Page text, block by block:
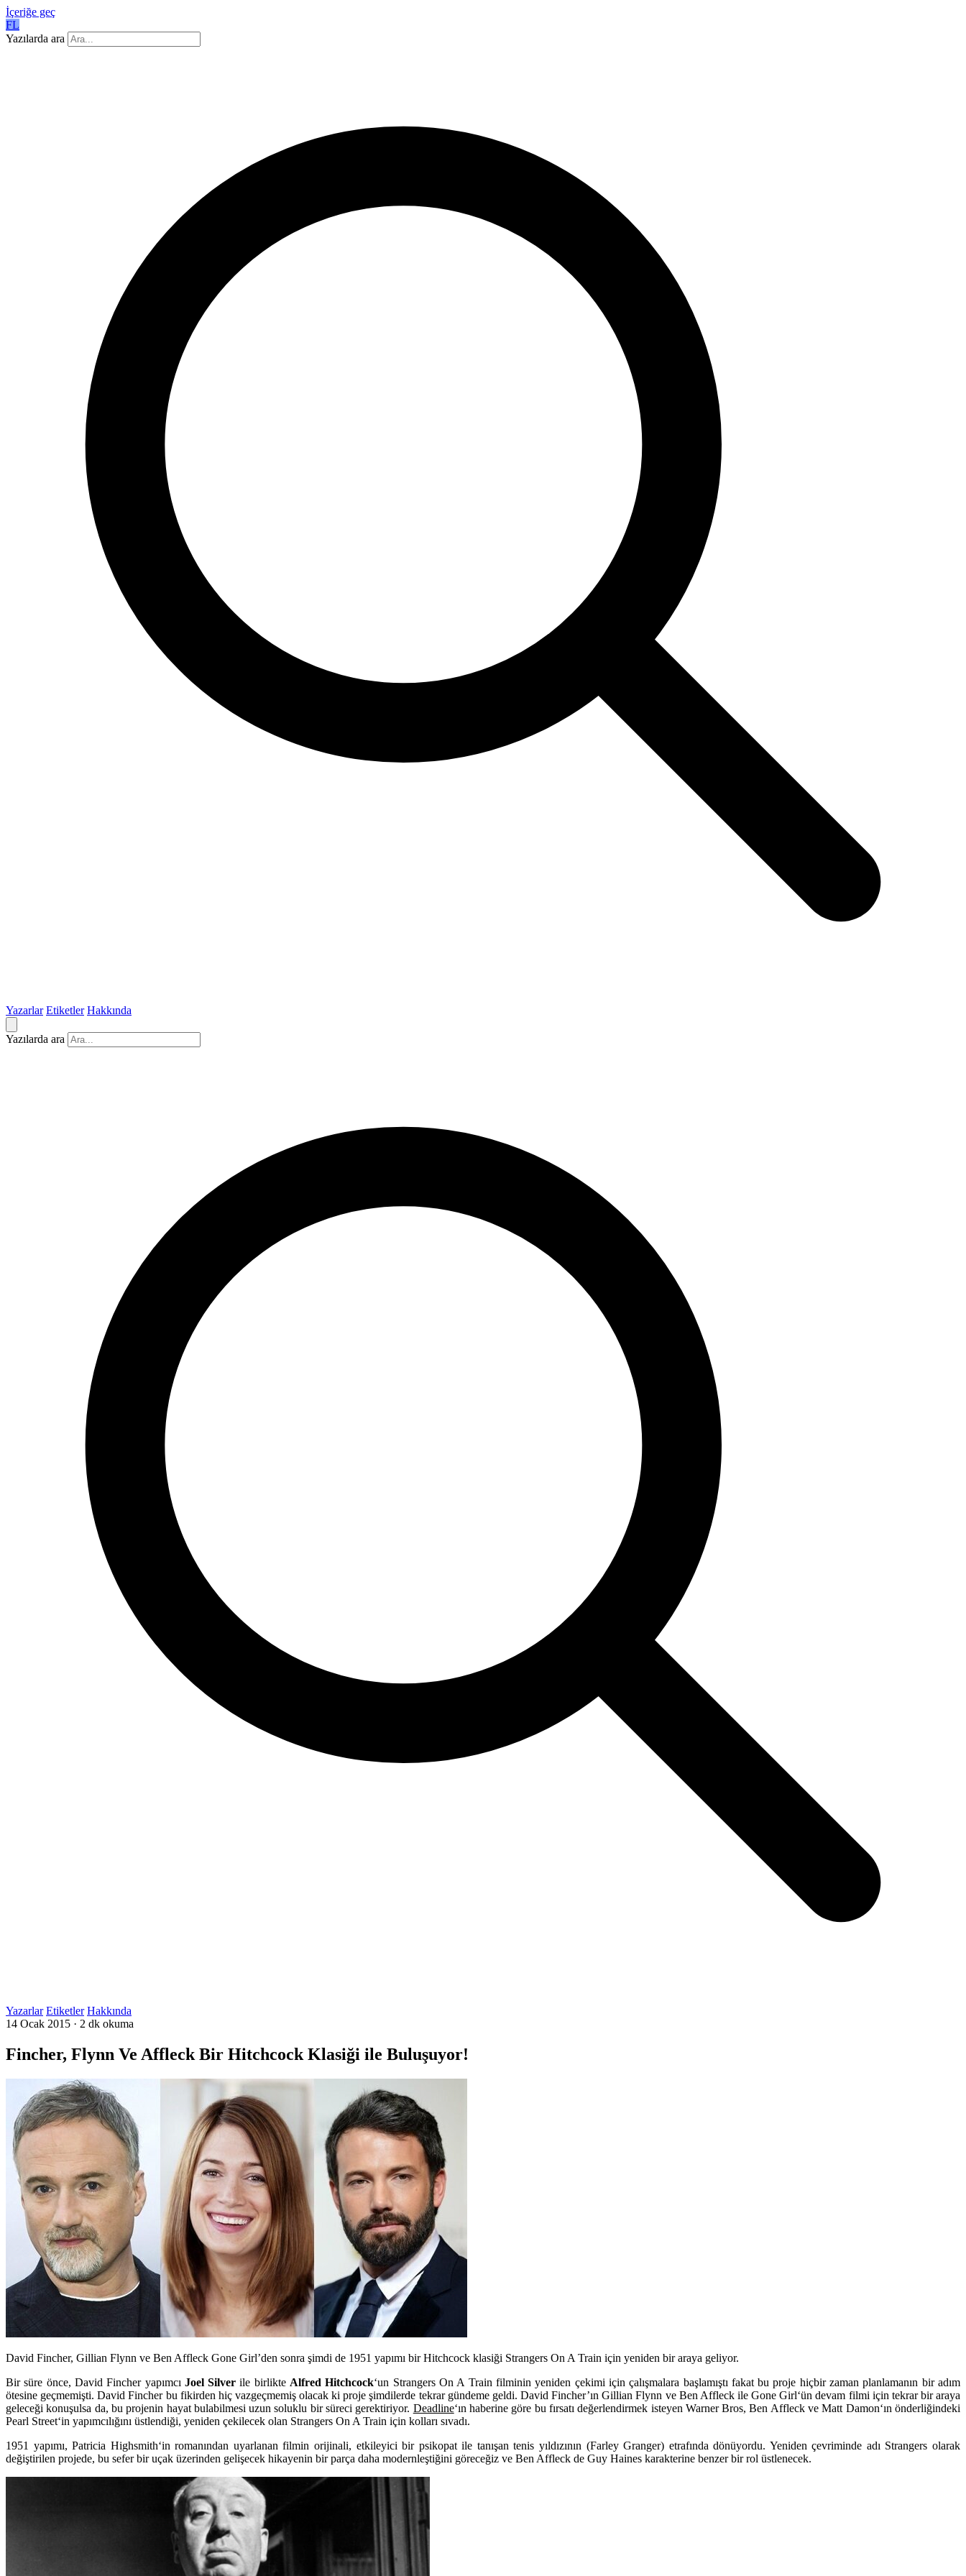
İçeriğe geç
FL
Yazılarda ara
Yazarlar Etiketler Hakkında
Yazılarda ara
Yazarlar Etiketler Hakkında
14 Ocak 2015 · 2 dk okuma
Fincher, Flynn Ve Affleck Bir Hitchcock Klasiği ile Buluşuyor!
David Fincher, Gillian Flynn ve Ben Affleck Gone Girl’den sonra şimdi de 1951 yapımı bir Hitchcock klasiği Strangers On A Train için yeniden bir araya geliyor.
Bir süre önce, David Fincheryapımcı Joel Silver ile birlikte Alfred Hitchcock‘un Strangers On A Train filminin yeniden çekimi için çalışmalara başlamıştı fakat bu proje hiçbir zaman planlamanın bir adım
ötesine geçmemişti. David Fincher bu fikirden hiç vazgeçmemiş olacak ki proje şimdilerde tekrar gündeme geldi. David Fincher’ınGillian Flynn ve Ben AffleckileGone Girl‘ün devam filmi için tekrar bir araya
geleceği konuşulsa da, bu projenin hayat bulabilmesi uzun soluklu bir süreci gerektiriyor. Deadline‘ın haberine göre bu fırsatı değerlendirmek isteyen Warner Bros, Ben Affleck veMatt Damon‘ın önderliğindeki
Pearl Street‘in yapımcılığını üstlendiği, yeniden çekilecek olan Strangers On A Train için kolları sıvadı.
1951 yapımı,Patricia Highsmith‘in romanından uyarlanan filmin orijinali, etkileyici bir psikopat ile tanışan tenis yıldızının (Farley Granger) etrafında dönüyordu. Yeniden çevriminde adı Strangers olarak
değiştirilen projede, bu sefer bir uçak üzerinden gelişecek hikayenin bir parça daha modernleştiğini göreceğiz ve Ben Affleck de Guy Haines karakterine benzer bir rol üstlenecek.